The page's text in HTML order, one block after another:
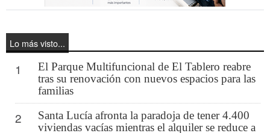
Lo más visto...
1
El Parque Multifuncional de El Tablero reabre
tras su renovación con nuevos espacios para las
familias
2
Santa Lucía afronta la paradoja de tener 4.400
viviendas vacías mientras el alquiler se reduce a